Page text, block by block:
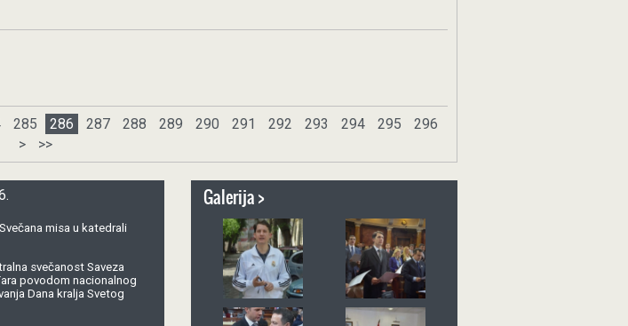
285 286 287 288 289 290 291 292 293 294 295
296
>
>>
misa u katedrali
svečanost Saveza
povodom nacionalnog
Dana kralja Svetog
Galerija >